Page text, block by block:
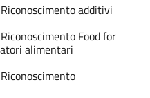
additivi
Food for
alimentari